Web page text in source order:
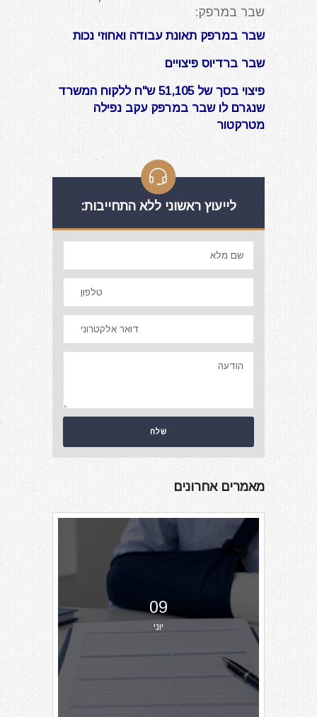
שבר במרפק:
שבר במרפק תאונת עבודה ואחוזי נכות
שבר ברדיוס פיצויים
פיצוי בסך של 51,105 ש"ח ללקוח המשרד
שנגרם לו שבר במרפק עקב נפילה
מטרקטור
לייעוץ ראשוני ללא התחייבות:
מאמרים אחרונים
09
יוני